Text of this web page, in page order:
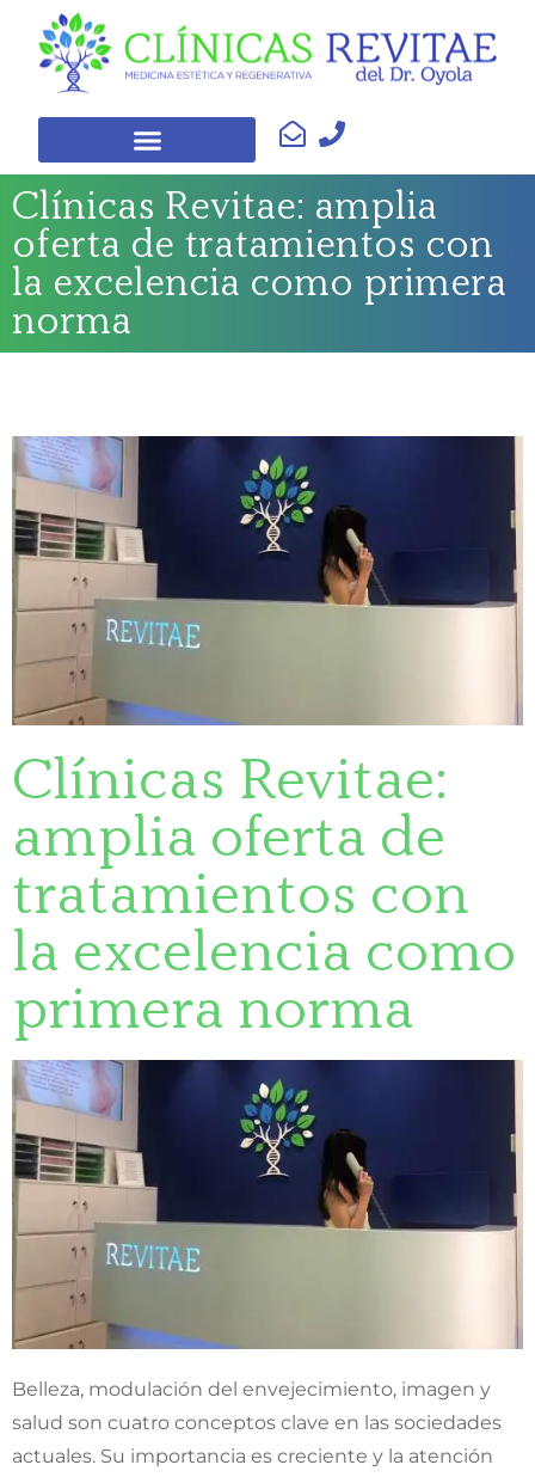
Clínicas Revitae: amplia
oferta de tratamientos con
la excelencia como primera
norma
Clínicas Revitae:
amplia oferta de
tratamientos con
la excelencia como
primera norma
Belleza, modulación del envejecimiento, imagen y
salud son cuatro conceptos clave en las sociedades
actuales. Su importancia es creciente y la atención